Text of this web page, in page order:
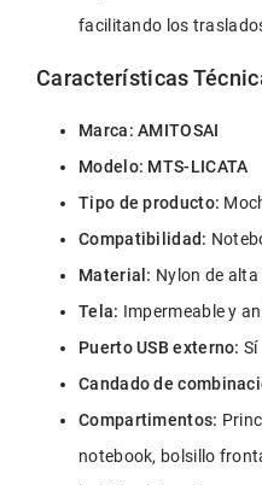
facilitando los
Características
Marca: AMITOSAI
Modelo: MTS-LICATA
Tipo de producto:
Compatibilidad:
Material: Nylon de
Tela: Impermeable y
Puerto USB externo: Sí
Candado de
Compartimentos:
notebook, bolsillo